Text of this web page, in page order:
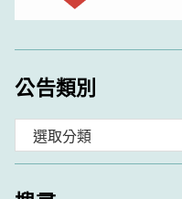
公告類別
類